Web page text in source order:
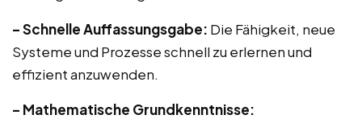
– Schnelle Auffassungsgabe: Die Fähigkeit, neue
Systeme und Prozesse schnell zu erlernen und
effizient anzuwenden.
– Mathematische Grundkenntnisse: